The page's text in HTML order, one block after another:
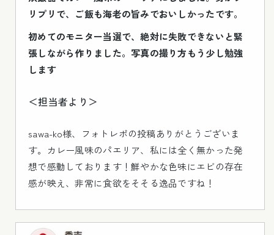
リプリで、ご飯も海老の旨みでおいしかったです。
初めてのモニター当選で、絶対に失敗できないと緊
張しながら作りました。写真の撮り方もう少し勉強
します
＜担当者より＞
sawa-ko様、フォトレポの投稿ありがとうございま
す。カレー風味のパエリア、私には全く無かった発
想で感動しております！鮮やかな色味にエビの存在
感が映え、非常に食欲をそそる逸品ですね！